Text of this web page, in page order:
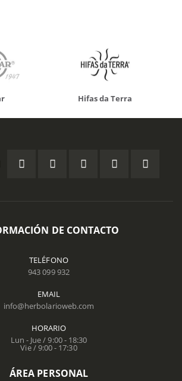
Hifas da Terra
DE CONTACTO
TELÉFONO
943 099 932
EMAIL
info@herbolarioweb.com
HORARIO
Lun - Jue / 9:00 - 18:30
Vie / 9:00 - 17:30
ÁREA PERSONAL